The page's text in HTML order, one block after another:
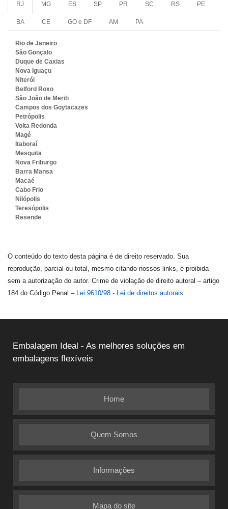
RJ MG ES SP PR SC RS PE
BA CE GO e DF AM PA
Rio de Janeiro
São Gonçalo
Duque de Caxias
Nova Iguaçu
Niterói
Belford Roxo
São João de Meriti
Campos dos Goytacazes
Petrópolis
Volta Redonda
Magé
Itaboraí
Mesquita
Nova Friburgo
Barra Mansa
Macaé
Cabo Frio
Nilópolis
Teresópolis
Resende
O conteúdo do texto desta página é de direito reservado. Sua
reprodução, parcial ou total, mesmo citando nossos links, é proibida
sem a autorização do autor. Crime de violação de direito autoral – artigo
184 do Código Penal – Lei 9610/98 - Lei de direitos autorais.
Embalagem Ideal - As melhores soluções em
embalagens flexíveis
Home
Quem Somos
Informações
Mapa do site